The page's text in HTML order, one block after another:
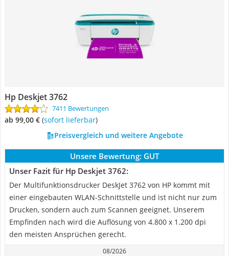
Hp Deskjet 3762
7411 Bewertungen
ab 99,00 € ( Sofort lieferbar)
Preisvergleich und weitere Angebote
Unsere Bewertung: GUT
Unser Fazit für Hp Deskjet 3762:
Der Multifunktionsdrucker DeskJet 3762 von HP kommt mit
einer eingebauten WLAN-Schnittstelle und ist nicht nur zum
Drucken, sondern auch zum Scannen geeignet. Unserem
Empfinden nach wird die Auflösung von 4.800 x 1.200 dpi
den meisten Ansprüchen gerecht.
08/2026